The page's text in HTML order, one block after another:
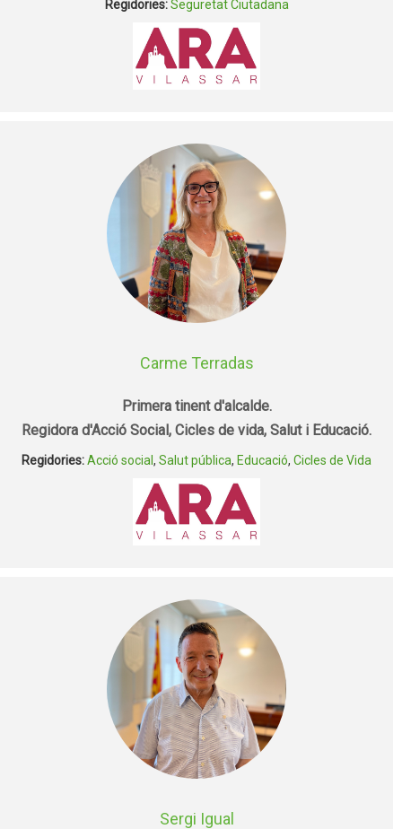
Regidories:Seguretat Ciutadana
Carme Terradas
Primera tinent d'alcalde.
Regidora d'Acció Social, Cicles de vida, Salut i Educació.
Regidories:Acció social , Salut pública, Educació, Cicles de Vida
Sergi Igual